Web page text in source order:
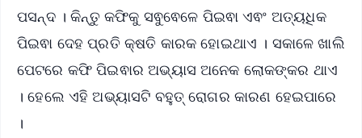
ପସନ୍ଦ । କିନ୍ତୁ କଫିକୁ ସଵୁଵେଳେ ପିଇଵା ଏଵଂ ଅତ୍ୟଧିକ
ପିଇଵା ଦେହ ପ୍ରତି କ୍ଷତି କାରକ ହୋଇଥାଏ । ସକାଳେ ଖାଲି
ପେଟରେ କଫି ପିଇଵାର ଅଭ୍ୟାସ ଅନେକ ଲୋକଙ୍କର ଥାଏ
। ହେଲେ ଏହି ଅଭ୍ୟାସଟି ବହୁତ୍ ରୋଗର କାରଣ ହେଇପାରେ
।